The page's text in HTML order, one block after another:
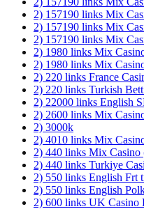
2) 157190 links Mix
2) 157190 links Mix
2) 157190 links Mix
2) 1980 links Mix
2) 1980 links Mix
2) 220 links France
2) 220 links Turkish
2) 22000 links English
2) 2600 links Mix
2) 3000k
2) 4010 links Mix
2) 440 links Mix
2) 440 links Turkiye
2) 550 links English Frt
2) 550 links English
2) 600 links UK Casino